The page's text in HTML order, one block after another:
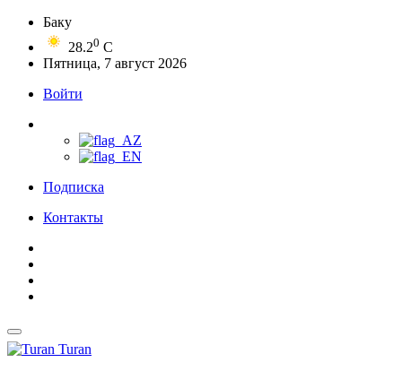
Баку
28.20 C
Пятница, 7 август 2026
Войти
Подписка
Контакты
Turan